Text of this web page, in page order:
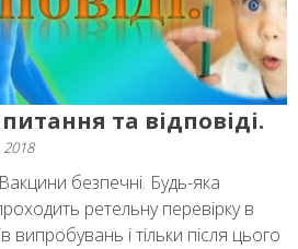
та відповіді.
безпечні. Будь-яка
ретельну перевірку в
випробувань і тільки після цього